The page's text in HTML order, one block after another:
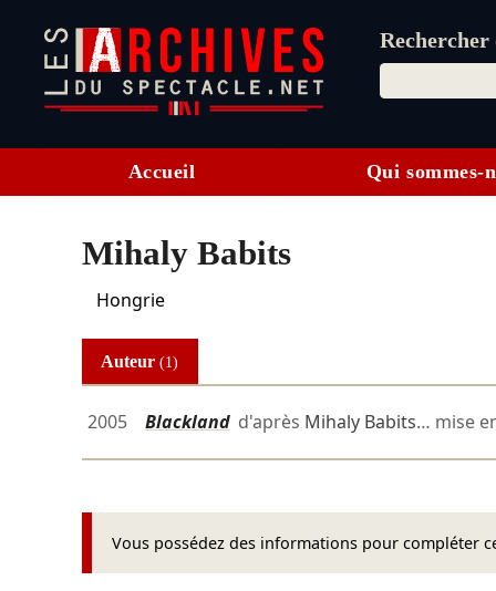
Rechercher
Accueil Qui sommes-
Mihaly Babits
Hongrie
Auteur(1)
2005 Blacklandd'après Mihaly Babits… mise
Vous possédez des informations pour compléter